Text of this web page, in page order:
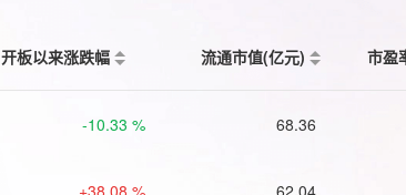
开板以来涨跌幅 流通市值(亿元) 市盈
-10.33 % 68.36
+38.08 % 62.04